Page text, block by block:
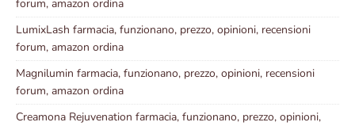
forum, amazon ordina
LumixLash farmacia, funzionano, prezzo, opinioni, recensioni
forum, amazon ordina
Magnilumin farmacia, funzionano, prezzo, opinioni, recensioni
forum, amazon ordina
Creamona Rejuvenation farmacia, funzionano, prezzo, opinioni,